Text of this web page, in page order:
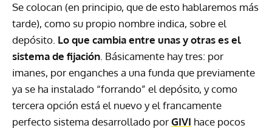
Se colocan (en principio, que de esto hablaremos más
tarde), como su propio nombre indica, sobre el
depósito. Lo que cambia entre unas y otras es el
sistema de fijación . Básicamente hay tres: por
imanes, por enganches a una funda que previamente
ya se ha instalado “forrando” el depósito, y como
tercera opción está el nuevo y el francamente
perfecto sistema desarrollado porGIVI hace pocos